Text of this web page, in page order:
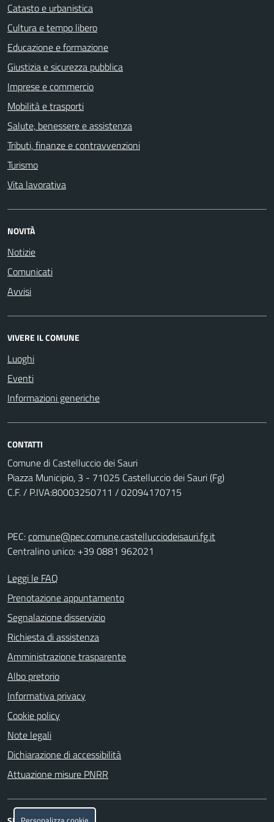
Catasto e urbanistica
Cultura e tempo libero
Educazione e formazione
Giustizia e sicurezza pubblica
Imprese e commercio
Mobilità e trasporti
Salute, benessere e assistenza
Tributi, finanze e contravvenzioni
Turismo
Vita lavorativa
NOVITÀ
Notizie
Comunicati
Avvisi
VIVERE IL COMUNE
Luoghi
Eventi
Informazioni generiche
CONTATTI
Comune di Castelluccio dei Sauri
Piazza Municipio, 3 - 71025 Castelluccio dei Sauri (Fg)
C.F. / P.IVA:80003250711 / 02094170715
PEC:comune@pec.comune.castellucciodeisauri.fg.it
Centralino unico: +39 0881 962021
Leggi le FAQ
Prenotazione appuntamento
Segnalazione disservizio
Richiesta di assistenza
Amministrazione trasparente
Albo pretorio
Informativa privacy
Cookie policy
Note legali
Dichiarazione di accessibilità
Attuazione misure PNRR